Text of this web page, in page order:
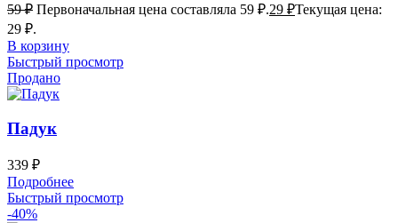
59₽ Первоначальная цена составляла 59 ₽.29 ₽Текущая цена:
29 ₽.
В корзину
Быстрый просмотр
Продано
Падук
339 ₽
Подробнее
Быстрый просмотр
-40%